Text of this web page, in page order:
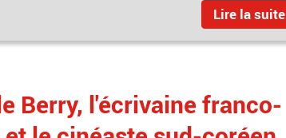
Lire la suite
Berry, l'écrivaine franco-